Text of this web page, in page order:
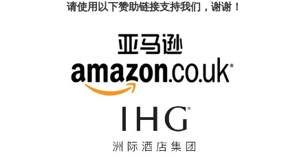
请使用以下赞助链接支持我们，谢谢！